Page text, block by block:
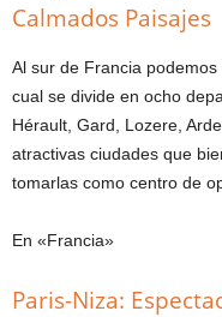
Calmados Paisajes
Al sur de Francia
cual se divide en ocho
Hérault, Gard, Lozere,
atractivas ciudades que
tomarlas como centro de
En «Francia»
Paris-Niza: